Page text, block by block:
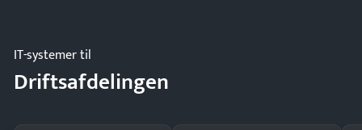
IT-systemer til
Driftsafdelingen